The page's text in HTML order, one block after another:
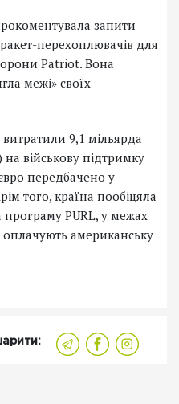
запити
перехоплювачів для
Patriot. Вона
межі» своїх
9,1 мільярда
військову підтримку
передбачено у
того, країна пообіцяла
програму PURL, у межах
оплачують американську